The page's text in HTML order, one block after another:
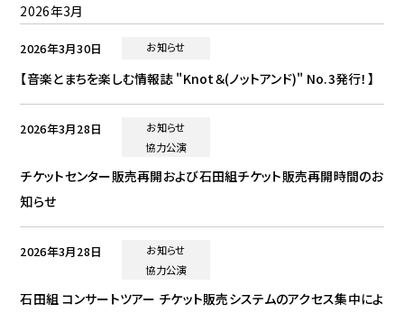
2026年3月
2026年3月30日 お知らせ
【音楽とまちを楽しむ情報誌 "Knot＆(ノットアンド)" No.3発行！】
2026年3月28日
お知らせ
協力公演
チケットセンター販売再開および石田組チケット販売再開時間のお
知らせ
2026年3月28日
お知らせ
協力公演
石田組 コンサートツアー チケット販売システムのアクセス集中によ